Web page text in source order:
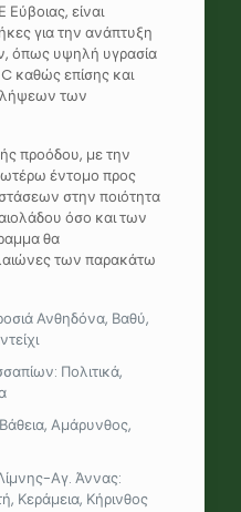
είναι
για την ανάπτυξη
όπως υψηλή υγρασία
καθώς επίσης και
των
προόδου, με την
έντομο προς
στην ποιότητα
όσο και των
θα
των παρακάτω
Ανθηδόνα, Βαθύ,
Πολιτικά,
Αμάρυνθος,
Αγ. Άννας:
Κεράμεια, Κήρινθος